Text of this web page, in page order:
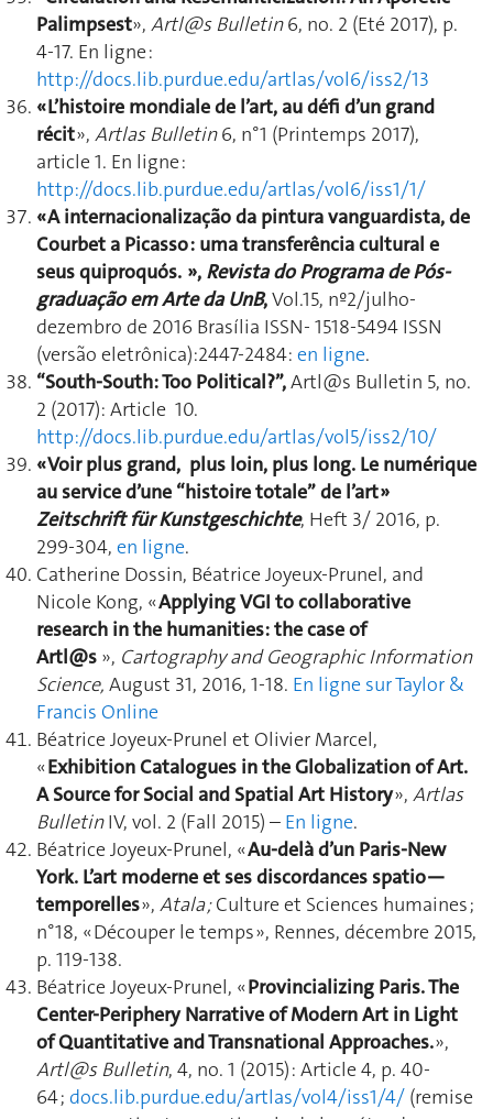
Palimpsest», Artl@s Bulletin6, no. 2 (Eté 2017), p.
4-17. En ligne :
http://docs.lib.purdue.edu/artlas/vol6/iss2/13
« L’histoire mondiale de l’art, au défi d’un grand
récit», Artlas Bulletin6, n°1 (Printemps 2017),
article 1. En ligne :
http://docs.lib.purdue.edu/artlas/vol6/iss1/1/
« A internacionalização da pintura vanguardista, de
Courbet a Picasso : uma transferência cultural e
seus quiproquós. », Revista do Programa de Pós-
graduação em Arte da UnB,Vol.15, nº2/julho-
dezembro de 2016 Brasília ISSN- 1518-5494 ISSN
(versão eletrônica):2447-2484: en ligne.
“South-South: Too Political?”,Artl@s Bulletin 5, no.
2 (2017): Article 10.
http://docs.lib.purdue.edu/artlas/vol5/iss2/10/
« Voir plus grand, plus loin, plus long. Le numérique
au service d’une “histoire totale” de l’art »
Zeitschrift für Kunstgeschichte, Heft 3/ 2016, p.
299-304, en ligne.
Catherine Dossin, Béatrice Joyeux-Prunel, and
Nicole Kong, «Applying VGI to collaborative
research in the humanities: the case of
Artl@s », Cartography and Geographic Information
Science, August 31, 2016, 1-18. En ligne sur Taylor &
Francis Online
Béatrice Joyeux-Prunel et Olivier Marcel,
«Exhibition Catalogues in the Globalization of Art.
A Source for Social and Spatial Art History», Artlas
BulletinIV, vol. 2 (Fall 2015) – En ligne.
Béatrice Joyeux-Prunel, «Au-delà d’un Paris-New
York. L’art moderne et ses discordances spatio—
temporelles», Atala ;Culture et Sciences humaines ;
n°18, « Découper le temps », Rennes, décembre 2015,
p. 119-138.
Béatrice Joyeux-Prunel, «Provincializing Paris. The
Center-Periphery Narrative of Modern Art in Light
of Quantitative and Transnational Approaches.»,
Artl@s Bulletin, 4, no. 1 (2015) : Article 4, p. 40-
64 ; docs.lib.purdue.edu/artlas/vol4/iss1/4/ (remise